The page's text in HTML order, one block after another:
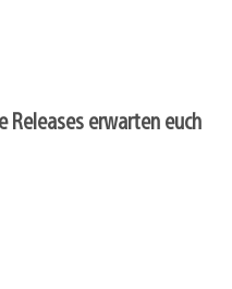
Releases erwarten euch